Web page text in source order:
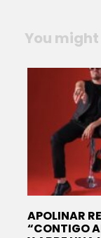
You
APOLINAR
“CONTIGO